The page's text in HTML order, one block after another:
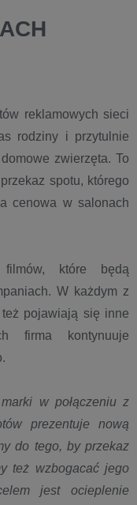
reklamowych sieci
rodziny i przytulnie
zwierzęta. To
spotu, którego
cenowa w salonach
które będą
W każdym z
pojawiają się inne
firma kontynuuje
w połączeniu z
prezentuje nową
do tego, by przekaz
też wzbogacać jego
jest ocieplenie